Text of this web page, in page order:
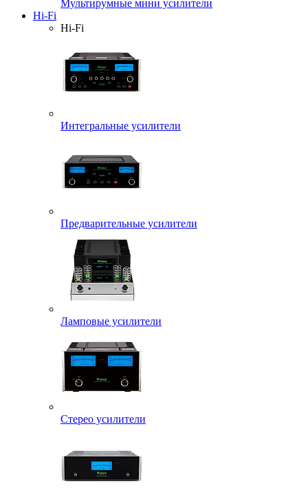
Мультирумные мини усилители
Hi-Fi
Hi-Fi
Интегральные усилители
Предварительные усилители
Ламповые усилители
Стерео усилители